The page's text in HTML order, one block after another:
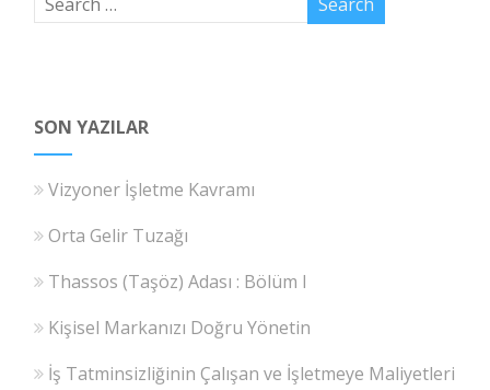
SON YAZILAR
Vizyoner İşletme Kavramı
Orta Gelir Tuzağı
Thassos (Taşöz) Adası : Bölüm I
Kişisel Markanızı Doğru Yönetin
İş Tatminsizliğinin Çalışan ve İşletmeye Maliyetleri